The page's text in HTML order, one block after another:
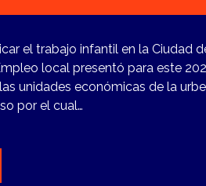
el trabajo infantil en la Ciudad
local presentó para este
unidades económicas de la
por el cual…